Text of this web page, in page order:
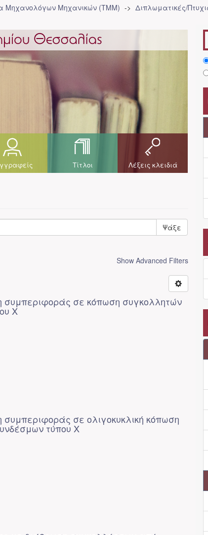
Μηχανολόγων Μηχανικών (ΤΜΜ)
Διπλωματικές/
Τίτλοι Λέξεις κλειδιά
Ψάξε
Show Advanced Filters
συμπεριφοράς σε κόπωση συγκολλητών
X
σε ολιγοκυκλική κόπωση
τύπου X